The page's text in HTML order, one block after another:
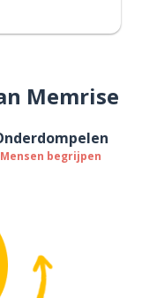
Memrise
Mensen begrijpen